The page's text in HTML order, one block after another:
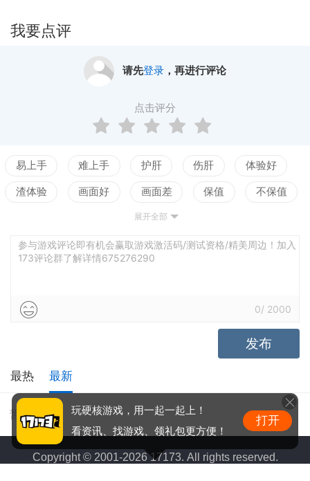
我要点评
请先登录，再进行评论
点击评分
易上手 难上手 护肝 伤肝 体验好
渣体验 画面好 画面差 保值 不保值
测试
展开全部
参与游戏评论即有机会赢取游戏激活码/测试资格/精美周边！加入
173评论群了解详情675276290
0/ 2000
发布
最热 最新
暂无评价
Copyright © 2001-2026 17173. All rights reserved.
玩硬核游戏，用一起一起上！
看资讯、找游戏、领礼包更方便！
打开